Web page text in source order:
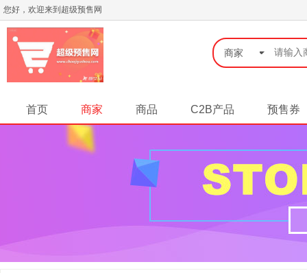
您好，欢迎来到超级预售网
商家 ◆
首页 商家 商品 C2B产品 预售券